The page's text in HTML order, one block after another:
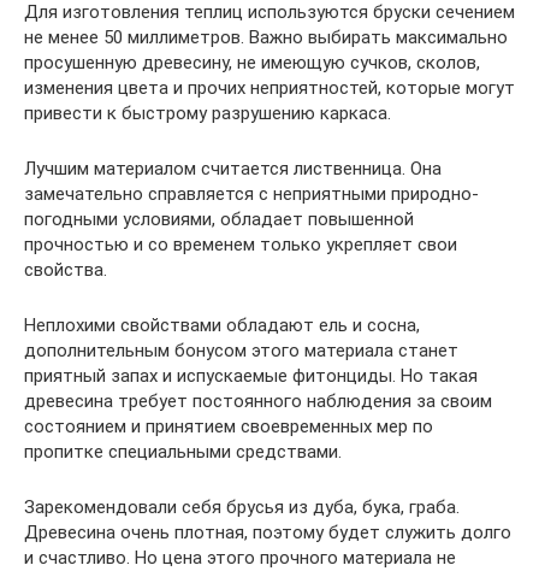
Для изготовления теплиц используются бруски сечением
не менее 50 миллиметров. Важно выбирать максимально
просушенную древесину, не имеющую сучков, сколов,
изменения цвета и прочих неприятностей, которые могут
привести к быстрому разрушению каркаса.
Лучшим материалом считается лиственница. Она
замечательно справляется с неприятными природно-
погодными условиями, обладает повышенной
прочностью и со временем только укрепляет свои
свойства.
Неплохими свойствами обладают ель и сосна,
дополнительным бонусом этого материала станет
приятный запах и испускаемые фитонциды. Но такая
древесина требует постоянного наблюдения за своим
состоянием и принятием своевременных мер по
пропитке специальными средствами.
Зарекомендовали себя брусья из дуба, бука, граба.
Древесина очень плотная, поэтому будет служить долго
и счастливо. Но цена этого прочного материала не